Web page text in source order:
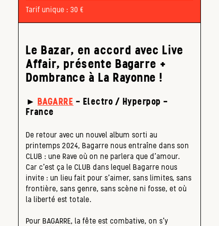
Tarif unique : 30 €
Le Bazar, en accord avec Live
Affair, présente Bagarre +
Dombrance à La Rayonne !
► BAGARRE – Electro / Hyperpop –
France
De retour avec un nouvel album sorti au
printemps 2024, Bagarre nous entraîne dans son
CLUB : une Rave où on ne parlera que d’amour.
Car c’est ça le CLUB dans lequel Bagarre nous
invite : un lieu fait pour s’aimer, sans limites, sans
frontière, sans genre, sans scène ni fosse, et où
la liberté est totale.
Pour BAGARRE, la fête est combative, on s’y